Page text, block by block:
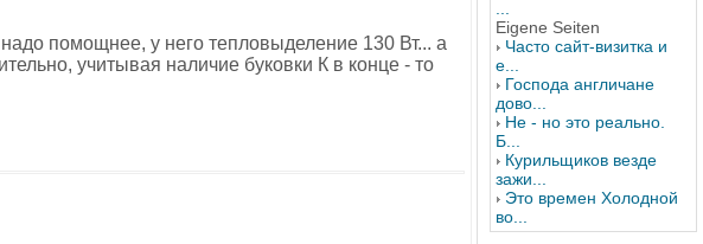
помощнее, у него тепловыделение 130 Вт... а
учитывая наличие буковки К в конце - то
Eigene Seiten
Часто сайт-визитка и
е...
Господа англичане
дово...
Не - но это реально.
Б...
Курильщиков везде
зажи...
Это времен Холодной
во...